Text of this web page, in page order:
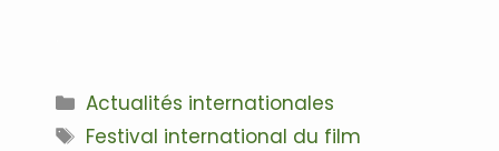
Catégories
Actualités internationales
Étiquettes
Festival international du film